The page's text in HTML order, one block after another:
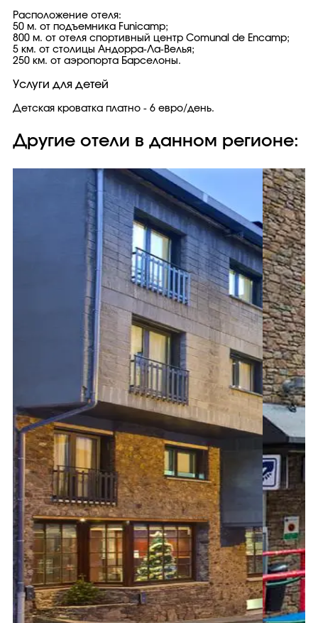
Расположение отеля:
50 м. от подъемника Funicamp;
800 м. от отеля спортивный центр Comunal de Encamp;
5 км. от столицы Андорра-Ла-Велья;
250 км. от аэропорта Барселоны.
Услуги для детей
Детская кроватка платно - 6 евро/день.
Другие отели в данном регионе: